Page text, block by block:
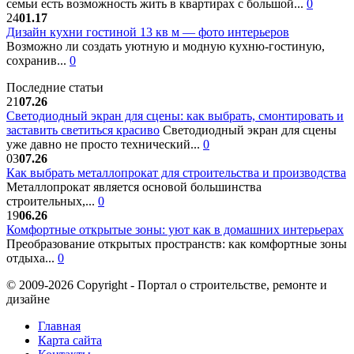
семьи есть возможность жить в квартирах с большой... 0
2401.17
Дизайн кухни гостиной 13 кв м — фото интерьеров
Возможно ли создать уютную и модную кухню-гостиную,
сохранив... 0
Последние статьи
2107.26
Светодиодный экран для сцены: как выбрать, смонтировать и
заставить светиться красиво Светодиодный экран для сцены
уже давно не просто технический... 0
0307.26
Как выбрать металлопрокат для строительства и производства
Металлопрокат является основой большинства
строительных,... 0
1906.26
Комфортные открытые зоны: уют как в домашних интерьерах
Преобразование открытых пространств: как комфортные зоны
отдыха... 0
© 2009-2026 Copyright - Портал о строительстве, ремонте и
дизайне
Главная
Карта сайта